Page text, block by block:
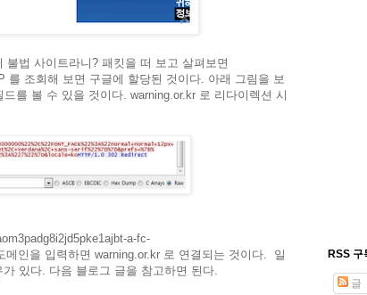
법 사이트라니? 패킷을 떠 보고 살펴보면
를 조회해 보면 구글에 할당된 것이다. 아래 그림을 보
를 볼 수 있을 것이다. warning.or.kr 로 리다이렉션 시
a-fc-
메인을 입력하면 warning.or.kr 로 연결되는 것이다. 일
있다. 다음 블로그 글을 참고하면 된다.
RSS 구
글